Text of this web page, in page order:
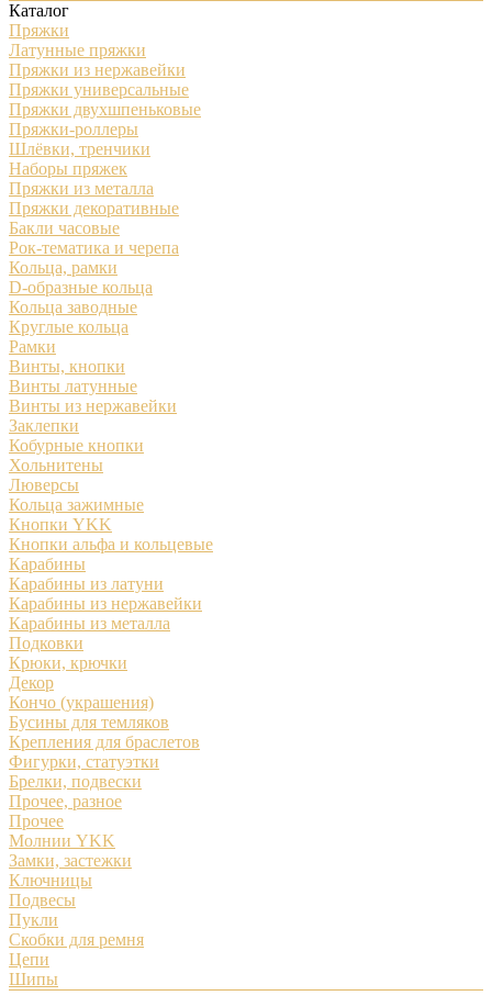
Каталог
Пряжки
Латунные пряжки
Пряжки из нержавейки
Пряжки универсальные
Пряжки двухшпеньковые
Пряжки-роллеры
Шлёвки, тренчики
Наборы пряжек
Пряжки из металла
Пряжки декоративные
Бакли часовые
Рок-тематика и черепа
Кольца, рамки
D-образные кольца
Кольца заводные
Круглые кольца
Рамки
Винты, кнопки
Винты латунные
Винты из нержавейки
Заклепки
Кобурные кнопки
Хольнитены
Люверсы
Кольца зажимные
Кнопки YKK
Кнопки альфа и кольцевые
Карабины
Карабины из латуни
Карабины из нержавейки
Карабины из металла
Подковки
Крюки, крючки
Декор
Кончо (украшения)
Бусины для темляков
Крепления для браслетов
Фигурки, статуэтки
Брелки, подвески
Прочее, разное
Прочее
Молнии YKK
Замки, застежки
Ключницы
Подвесы
Пукли
Скобки для ремня
Цепи
Шипы